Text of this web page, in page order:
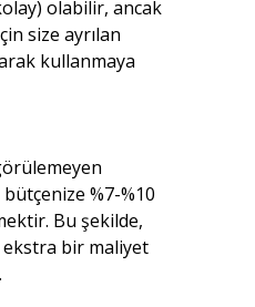
olabilir, ancak
size ayrılan
kullanmaya
%7-%10
Bu şekilde,
ekstra bir maliyet